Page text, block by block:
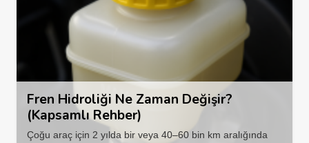
Fren Hidroliği Ne Zaman Değişir?
(Kapsamlı Rehber)
Çoğu araç için 2 yılda bir veya 40–60 bin km aralığında